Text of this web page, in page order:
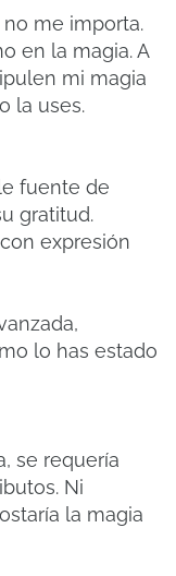
me importa.
en la magia. A
mi magia
la uses.
fuente de
gratitud.
expresión
lo has estado
se requería
Ni
la magia